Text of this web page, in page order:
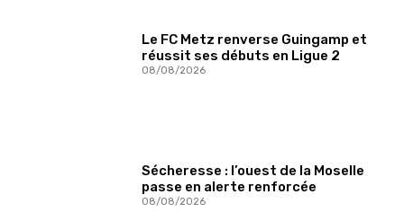
Le FC Metz renverse Guingamp et
réussit ses débuts en Ligue 2
08/08/2026
Sécheresse : l’ouest de la Moselle
passe en alerte renforcée
08/08/2026